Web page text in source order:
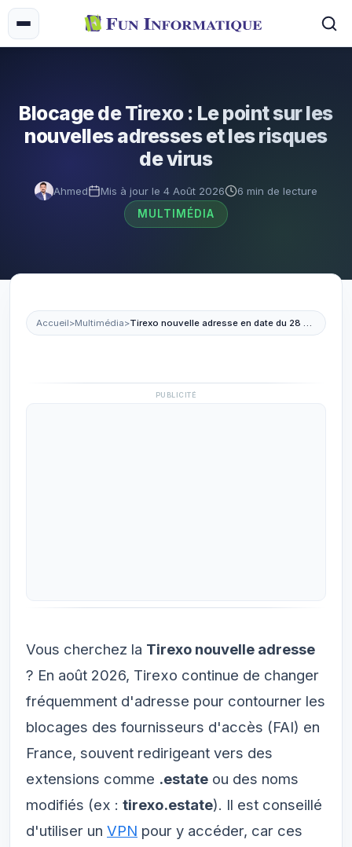
Blocage de Tirexo : Le point sur les
nouvelles adresses et les risques
de virus
Ahmed Mis à jour le 4 Août 2026
6 min de lecture
MULTIMÉDIA
Accueil>Multimédia> Tirexo nouvelle adresse en date du 28 août 2026
PUBLICITÉ
Vous cherchez la Tirexo nouvelle adresse
? En août 2026, Tirexo continue de changer
fréquemment d'adresse pour contourner les
blocages des fournisseurs d'accès (FAI) en
France, souvent redirigeant vers des
extensions comme .estate ou des noms
modifiés (ex : tirexo.estate). Il est conseillé
d'utiliser un VPN pour y accéder, car ces